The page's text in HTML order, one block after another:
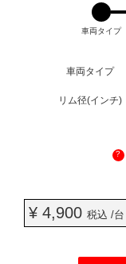
車両タイプ
車両タイプ
リム径(インチ)
?
¥ 4,900 税込 /台